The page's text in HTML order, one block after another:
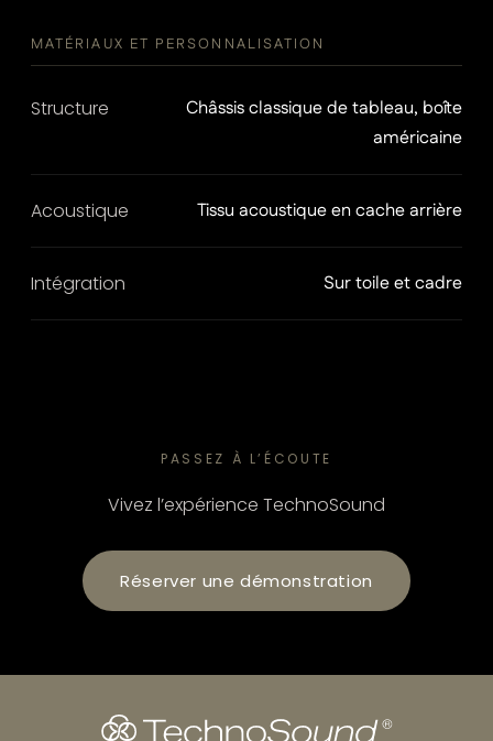
MATÉRIAUX ET PERSONNALISATION
Structure
Châssis classique de tableau, boîte
américaine
Acoustique Tissu acoustique en cache arrière
Intégration Sur toile et cadre
PASSEZ À L’ÉCOUTE
Vivez l’expérience TechnoSound
Réserver une démonstration